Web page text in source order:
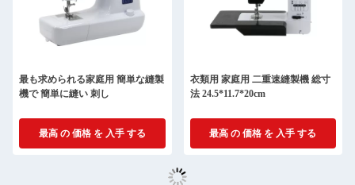
最も求められる家庭用 簡単な縫製
機で 簡単に縫い 刺し
最高 の 価格 を 入手 する
衣類用 家庭用 二重速縫製機 総寸
法 24.5*11.7*20cm
最高 の 価格 を 入手 する